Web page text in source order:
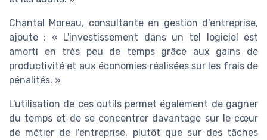
Chantal Moreau, consultante en gestion d'entreprise,
ajoute : « L'investissement dans un tel logiciel est
amorti en très peu de temps grâce aux gains de
productivité et aux économies réalisées sur les frais de
pénalités. »
L'utilisation de ces outils permet également de gagner
du temps et de se concentrer davantage sur le cœur
de métier de l'entreprise, plutôt que sur des tâches